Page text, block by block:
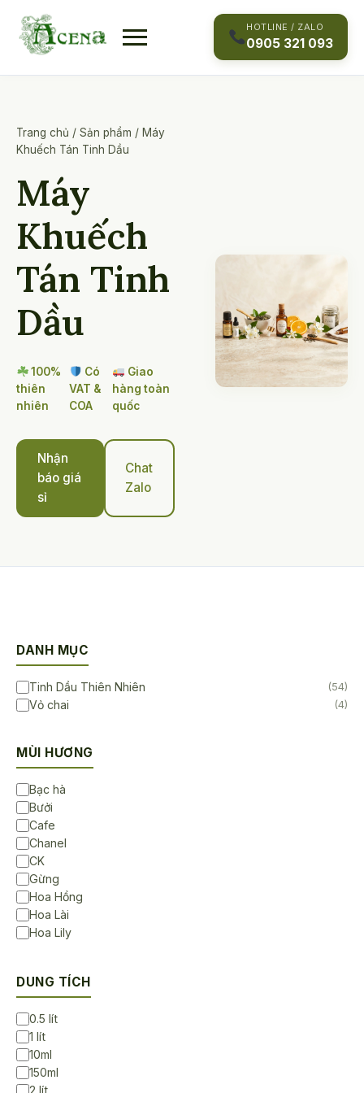
content
HOTLINE / ZALO
0905 321 093
Trang chủ / Sản phẩm / Máy
Khuếch Tán Tinh Dầu
Máy
Khuếch
Tán Tinh
Dầu
100%
thiên
nhiên
Có
VAT &
COA
Giao
hàng toàn
quốc
Nhận
báo giá
sỉ
Chat
Zalo
DANH MỤC
Tinh Dầu Thiên Nhiên (54)
Vỏ chai (4)
MÙI HƯƠNG
Bạc hà
Bưởi
Cafe
Chanel
CK
Gừng
Hoa Hồng
Hoa Lài
Hoa Lily
Không Mùi
Ngọc lan tây
Sả chanh
Trà Trắng
Tràm Gió
DUNG TÍCH
0.5 lít
1 lít
10ml
150ml
2 lít